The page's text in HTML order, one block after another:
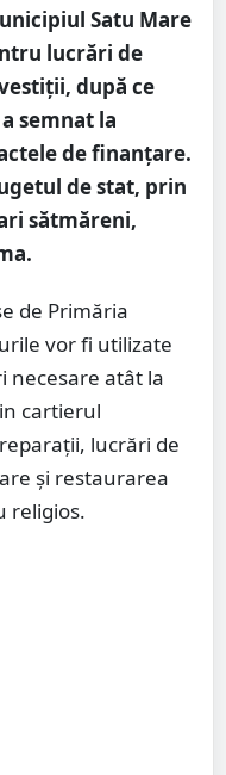
Satu Mare
lucrări de
după ce
semnat la
de finanțare.
de stat, prin
sătmăreni,
de Primăria
vor fi utilizate
necesare atât la
cartierul
lucrări de
și restaurarea
religios.